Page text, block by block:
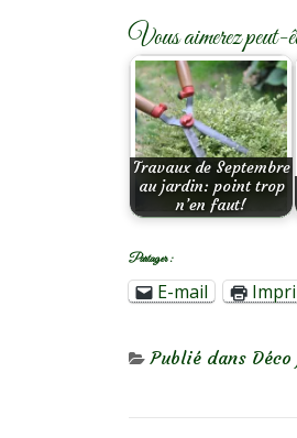
Vous aimerez peut-
Travaux de Septembre
au jardin: point trop
n’en faut!
Partager :
E-mail
Publié dans